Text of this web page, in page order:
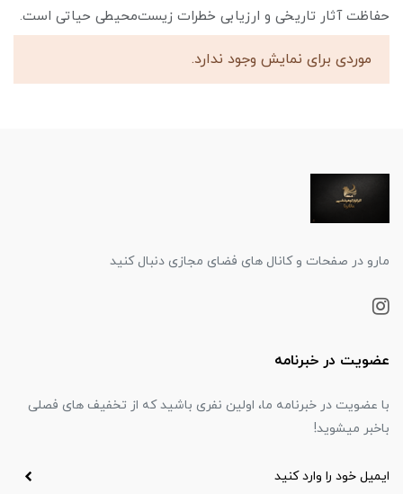
حفاظت آثار تاریخی و ارزیابی خطرات زیست‌محیطی حیاتی است.
موردی برای نمایش وجود ندارد.
مارو در صفحات و کانال های فضای مجازی دنبال کنید
عضویت در خبرنامه
با عضویت در خبرنامه ما، اولین نفری باشید که از تخفیف های فصلی
باخبر میشوید!